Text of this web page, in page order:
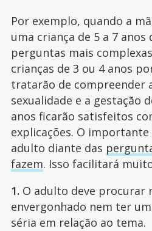
Por exemplo, quando a
uma criança de 5 a 7 anos
perguntas mais
crianças de 3 ou 4 anos
tratarão de compreender
sexualidade e a gestação
anos ficarão satisfeitos
explicações. O
adulto diante das
fazem. Isso facilitará
1. O adulto deve procurar
envergonhado nem ter
séria em relação ao tema.